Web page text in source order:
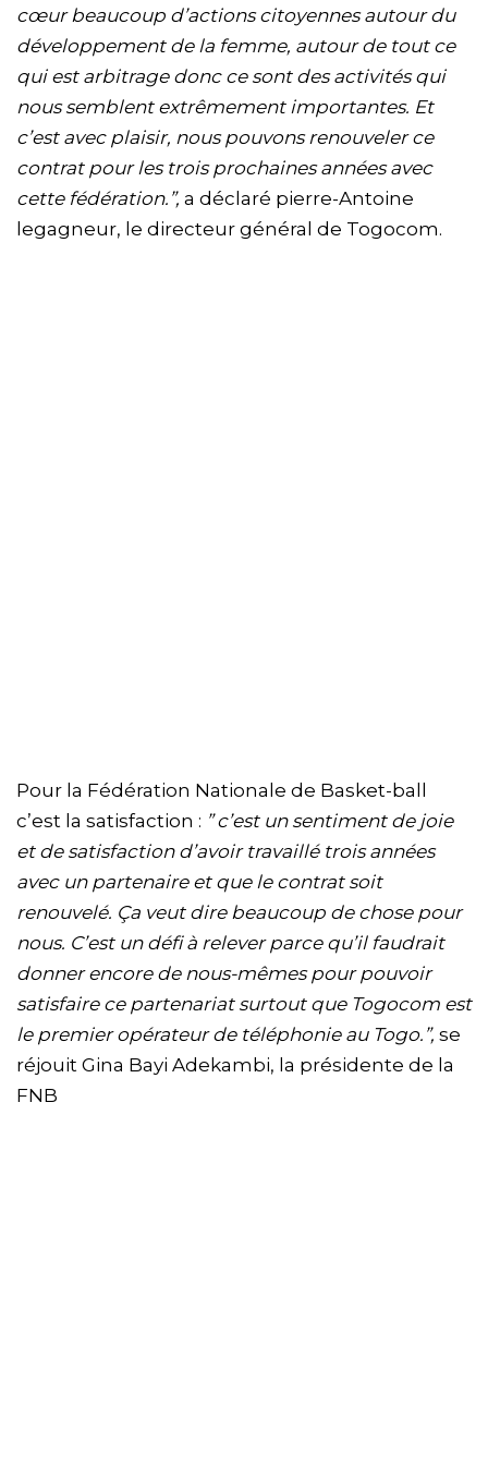
cœur beaucoup d’actions citoyennes autour du
développement de la femme, autour de tout ce
qui est arbitrage donc ce sont des activités qui
nous semblent extrêmement importantes. Et
c’est avec plaisir, nous pouvons renouveler ce
contrat pour les trois prochaines années avec
cette fédération.”, a déclaré pierre-Antoine
legagneur, le directeur général de Togocom.
Pour la Fédération Nationale de Basket-ball
c’est la satisfaction : ” c’est un sentiment de joie
et de satisfaction d’avoir travaillé trois années
avec un partenaire et que le contrat soit
renouvelé. Ça veut dire beaucoup de chose pour
nous. C’est un défi à relever parce qu’il faudrait
donner encore de nous-mêmes pour pouvoir
satisfaire ce partenariat surtout que Togocom est
le premier opérateur de téléphonie au Togo.”, se
réjouit Gina Bayi Adekambi, la présidente de la
FNB